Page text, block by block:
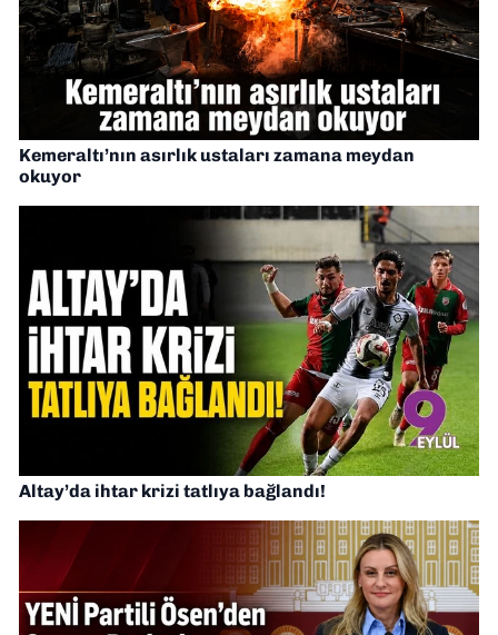
Kemeraltı’nın asırlık ustaları zamana meydan
okuyor
Altay’da ihtar krizi tatlıya bağlandı!